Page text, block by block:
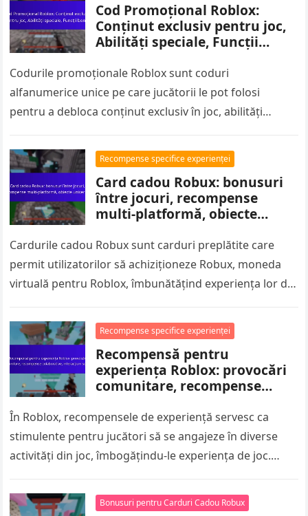
Cod Promoțional Roblox:
Conținut exclusiv pentru joc,
Abilități speciale, Funcții
Codurile promoționale Roblox sunt coduri
alfanumerice unice pe care jucătorii le pot folosi
pentru a debloca conținut exclusiv în joc, abilități
Recompense specifice experienței
Card cadou Robux: bonusuri
între jocuri, recompense
multi-platformă, obiecte
Cardurile cadou Robux sunt carduri preplătite care
permit utilizatorilor să achiziționeze Robux, moneda
virtuală pentru Roblox, îmbunătățind experiența lor de
Recompense specifice experienței
Recompensă pentru
experiența Roblox: provocări
comunitare, recompense
sociale
În Roblox, recompensele de experiență servesc ca
stimulente pentru jucători să se angajeze în diverse
activități din joc, îmbogățindu-le experiența de joc.
Bonusuri pentru Carduri Cadou Robux